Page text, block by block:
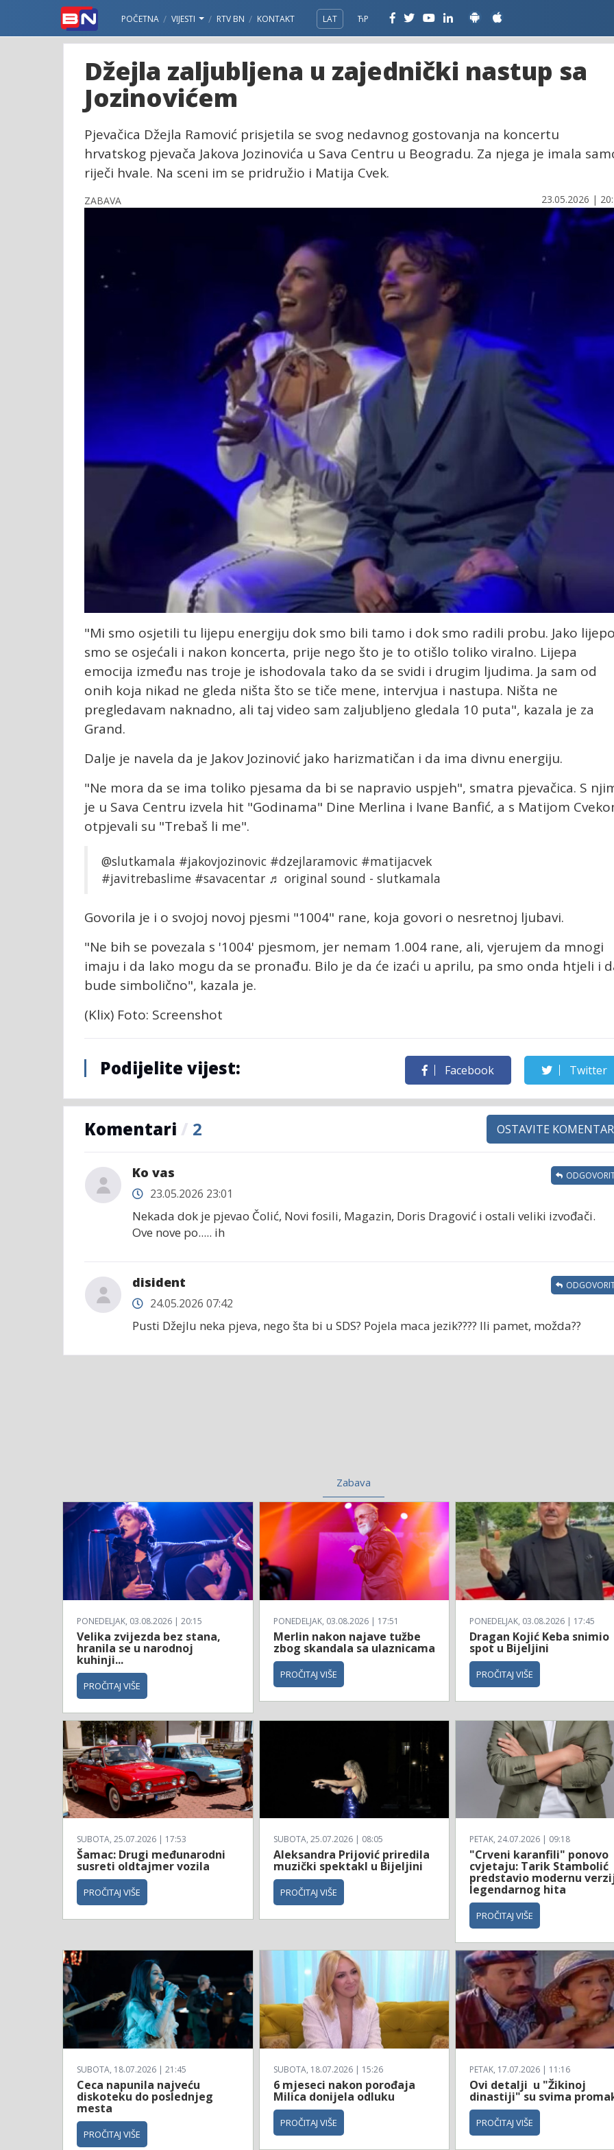
POČETNA VIJESTI RTV BN KONTAKT LAT ЋР
Džejla zaljubljena u zajednički nastup sa
Jozinovićem
Pjevačica Džejla Ramović prisjetila se svog nedavnog gostovanja na koncertu
hrvatskog pjevača Jakova Jozinovića u Sava Centru u Beogradu. Za njega je imala
riječi hvale. Na sceni im se pridružio i Matija Cvek.
ZABAVA 23.05.2026 |
"Mi smo osjetili tu lijepu energiju dok smo bili tamo i dok smo radili probu. Jako
smo se osjećali i nakon koncerta, prije nego što je to otišlo toliko viralno. Lijepa
emocija između nas troje je ishodovala tako da se svidi i drugim ljudima. Ja sam od
onih koja nikad ne gleda ništa što se tiče mene, intervjua i nastupa. Ništa ne
pregledavam naknadno, ali taj video sam zaljubljeno gledala 10 puta", kazala je za
Grand.
Dalje je navela da je Jakov Jozinović jako harizmatičan i da ima divnu energiju.
"Ne mora da se ima toliko pjesama da bi se napravio uspjeh", smatra pjevačica. S
je u Sava Centru izvela hit "Godinama" Dine Merlina i Ivane Banfić, a s Matijom
otpjevali su "Trebaš li me".
@slutkamala #jakovjozinovic #dzejlaramovic #matijacvek
#javitrebaslime #savacentar ♬ original sound - slutkamala
Govorila je i o svojoj novoj pjesmi "1004" rane, koja govori o nesretnoj ljubavi.
"Ne bih se povezala s '1004' pjesmom, jer nemam 1.004 rane, ali, vjerujem da mnogi
imaju i da lako mogu da se pronađu. Bilo je da će izaći u aprilu, pa smo onda htjeli i
bude simbolično", kazala je.
(Klix) Foto: Screenshot
Podijelite vijest: Facebook Twitter
Komentari / 2 OSTAVITE KOMENTAR
Ko vas
23.05.2026 23:01
Nekada dok je pjevao Čolić, Novi fosili, Magazin, Doris Dragović i ostali veliki izvođači.
Ove nove po..... ih
disident
24.05.2026 07:42
Pusti Džejlu neka pjeva, nego šta bi u SDS? Pojela maca jezik???? Ili pamet, možda??
Zabava
PONEDELJAK, 03.08.2026 | 20:15
Velika zvijezda bez stana,
hranila se u narodnoj
kuhinji...
PROČITAJ VIŠE
PONEDELJAK, 03.08.2026 | 17:51
Merlin nakon najave tužbe
zbog skandala sa ulaznicama
PROČITAJ VIŠE
PONEDELJAK, 03.08.2026 | 17:45
Dragan Kojić Keba snimio
spot u Bijeljini
PROČITAJ VIŠE
SUBOTA, 25.07.2026 | 17:53
Šamac: Drugi međunarodni
susreti oldtajmer vozila
PROČITAJ VIŠE
SUBOTA, 25.07.2026 | 08:05
Aleksandra Prijović priredila
muzički spektakl u Bijeljini
PROČITAJ VIŠE
PETAK, 24.07.2026 | 09:18
"Crveni karanfili" ponovo
cvjetaju: Tarik Stambolić
predstavio modernu
legendarnog hita
PROČITAJ VIŠE
SUBOTA, 18.07.2026 | 21:45
Ceca napunila najveću
diskoteku do poslednjeg
mesta
PROČITAJ VIŠE
SUBOTA, 18.07.2026 | 15:26
6 mjeseci nakon porođaja
Milica donijela odluku
PROČITAJ VIŠE
PETAK, 17.07.2026 | 11:16
Ovi detalji u "Žikinoj
dinastiji" su svima
PROČITAJ VIŠE